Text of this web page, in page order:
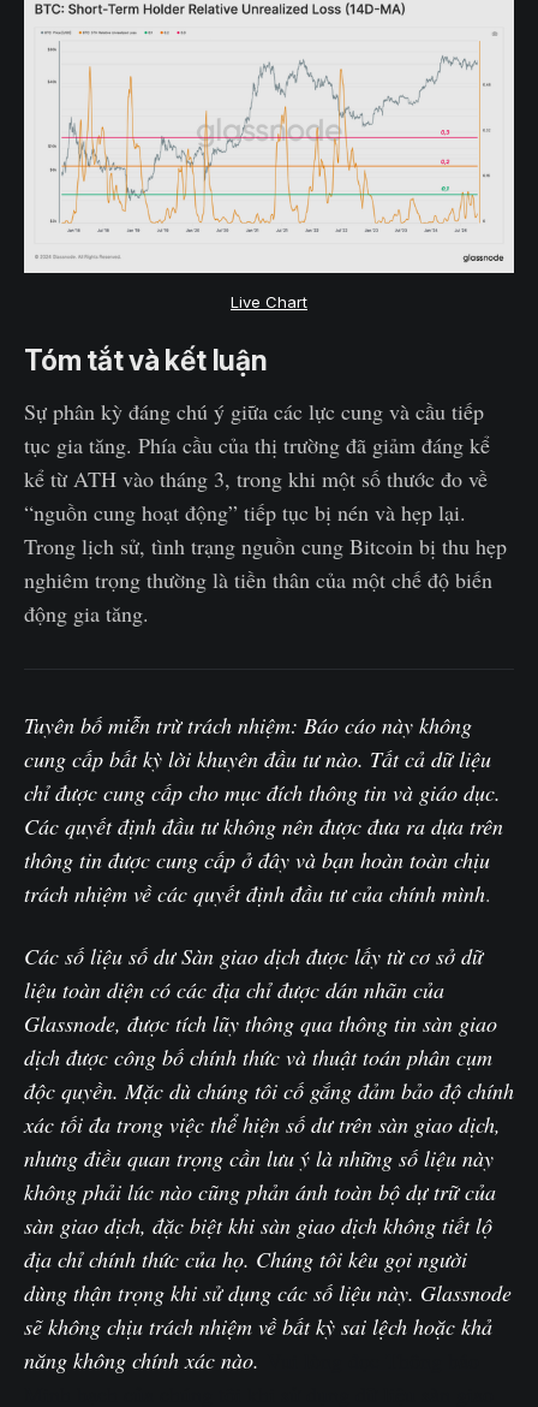
Live Chart
Tóm tắt và kết luận
Sự phân kỳ đáng chú ý giữa các lực cung và cầu tiếp
tục gia tăng. Phía cầu của thị trường đã giảm đáng kể
kể từ ATH vào tháng 3, trong khi một số thước đo về
“nguồn cung hoạt động” tiếp tục bị nén và hẹp lại.
Trong lịch sử, tình trạng nguồn cung Bitcoin bị thu hẹp
nghiêm trọng thường là tiền thân của một chế độ biến
động gia tăng.
Tuyên bố miễn trừ trách nhiệm: Báo cáo này không
cung cấp bất kỳ lời khuyên đầu tư nào. Tất cả dữ liệu
chỉ được cung cấp cho mục đích thông tin và giáo dục.
Các quyết định đầu tư không nên được đưa ra dựa trên
thông tin được cung cấp ở đây và bạn hoàn toàn chịu
trách nhiệm về các quyết định đầu tư của chính mình.‌
Các số liệu số dư Sàn giao dịch được lấy từ cơ sở dữ
liệu toàn diện có các địa chỉ được dán nhãn của
Glassnode, được tích lũy thông qua thông tin sàn giao
dịch được công bố chính thức và thuật toán phân cụm
độc quyền. Mặc dù chúng tôi cố gắng đảm bảo độ chính
xác tối đa trong việc thể hiện số dư trên sàn giao dịch,
nhưng điều quan trọng cần lưu ý là những số liệu này
không phải lúc nào cũng phản ánh toàn bộ dự trữ của
sàn giao dịch, đặc biệt khi sàn giao dịch không tiết lộ
địa chỉ chính thức của họ. Chúng tôi kêu gọi người
dùng thận trọng khi sử dụng các số liệu này. Glassnode
sẽ không chịu trách nhiệm về bất kỳ sai lệch hoặc khả
năng không chính xác nào.